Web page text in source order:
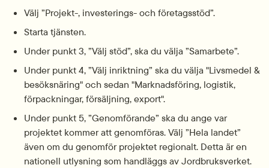
Välj ”Projekt-, investerings- och företagsstöd”.
Starta tjänsten.
Under punkt 3, ”Välj stöd”, ska du välja ”Samarbete”.
Under punkt 4, ”Välj inriktning” ska du välja "Livsmedel &
besöksnäring" och sedan "Marknadsföring, logistik,
förpackningar, försäljning, export".
Under punkt 5, ”Genomförande” ska du ange var
projektet kommer att genomföras. Välj ”Hela landet”
även om du genomför projektet regionalt. Detta är en
nationell utlysning som handläggs av Jordbruksverket.